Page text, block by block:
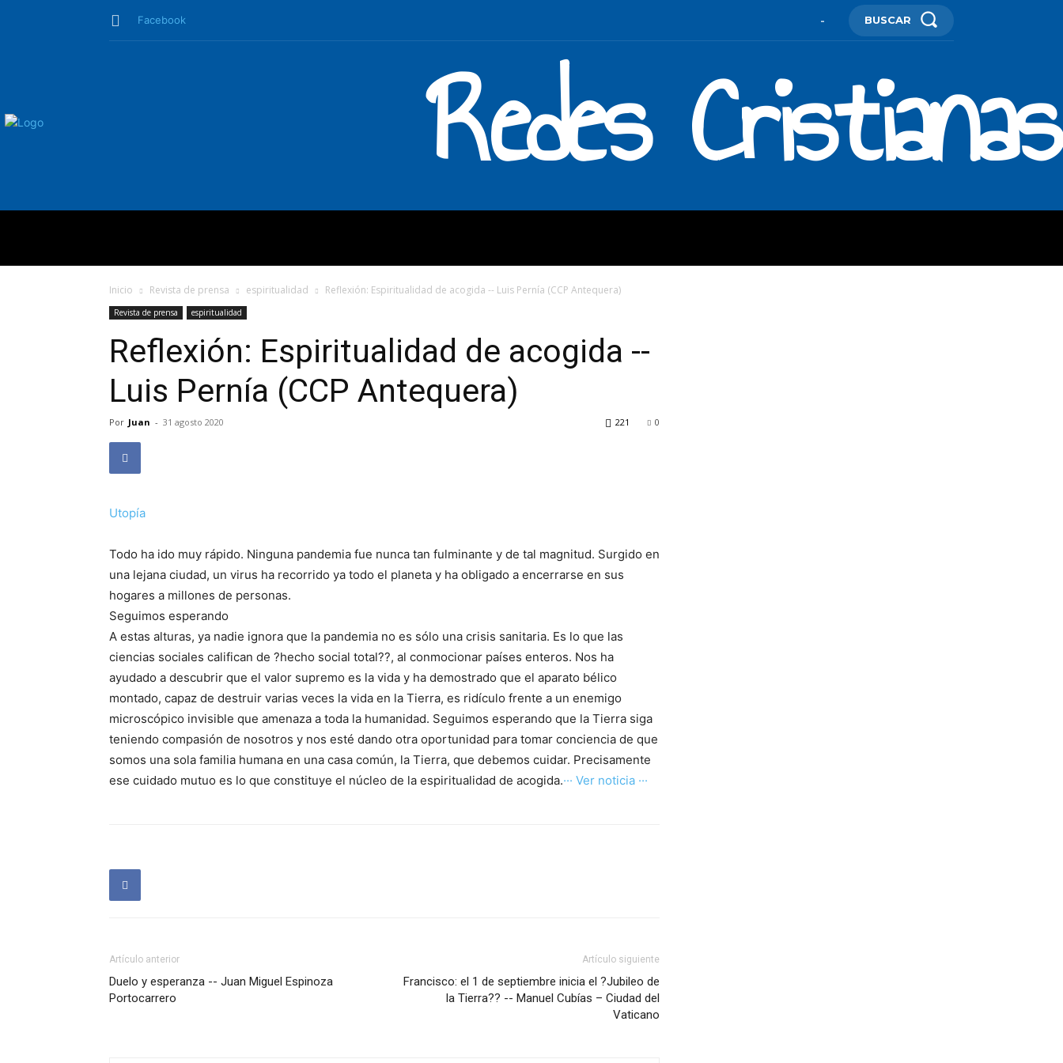
Facebook - BUSCAR
Redes Cristianas
Inicio Revista de prensa espiritualidad Reflexión: Espiritualidad de acogida -- Luis Pernía (CCP Antequera)
Revista de prensa espiritualidad
Reflexión: Espiritualidad de acogida --
Luis Pernía (CCP Antequera)
Por Juan - 31 agosto 2020 0
221
Utopía
Todo ha ido muy rápido. Ninguna pandemia fue nunca tan fulminante y de tal magnitud. Surgido en
una lejana ciudad, un virus ha recorrido ya todo el planeta y ha obligado a encerrarse en sus
hogares a millones de personas.
Seguimos esperando
A estas alturas, ya nadie ignora que la pandemia no es sólo una crisis sanitaria. Es lo que las
ciencias sociales califican de ?hecho social total??, al conmocionar países enteros. Nos ha
ayudado a descubrir que el valor supremo es la vida y ha demostrado que el aparato bélico
montado, capaz de destruir varias veces la vida en la Tierra, es ridículo frente a un enemigo
microscópico invisible que amenaza a toda la humanidad. Seguimos esperando que la Tierra siga
teniendo compasión de nosotros y nos esté dando otra oportunidad para tomar conciencia de que
somos una sola familia humana en una casa común, la Tierra, que debemos cuidar. Precisamente
ese cuidado mutuo es lo que constituye el núcleo de la espiritualidad de acogida.··· Ver noticia ···
Artículo anterior
Duelo y esperanza -- Juan Miguel Espinoza
Portocarrero
Artículo siguiente
Francisco: el 1 de septiembre inicia el ?Jubileo de
la Tierra?? -- Manuel Cubías – Ciudad del
Vaticano